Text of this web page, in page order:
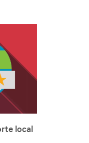
local